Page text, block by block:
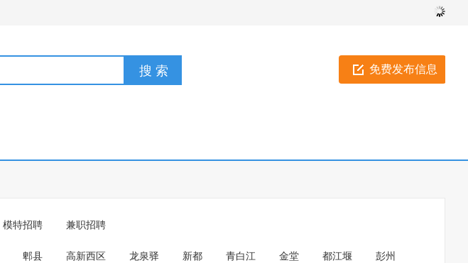
免费发布信息
模特招聘 兼职招聘
郫县 高新西区 龙泉驿 新都 青白江 金堂 都江堰 彭州